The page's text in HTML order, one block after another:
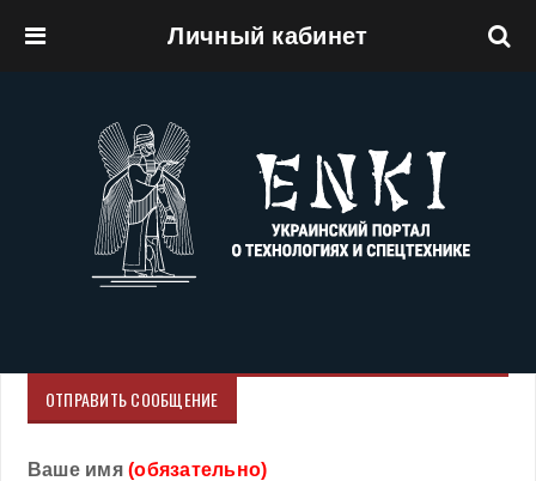
Личный кабинет
ОТПРАВИТЬ СООБЩЕНИЕ
Ваше имя(обязательно)